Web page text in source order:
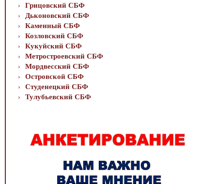
Грицовский СБФ
Дьконовский СБФ
Каменный СБФ
Козловский СБФ
Кукуйский СБФ
Метростроевский СБФ
Мордвесский СБФ
Островской СБФ
Студенецкий СБФ
Тулубьевский СБФ